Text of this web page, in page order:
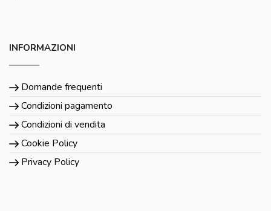
INFORMAZIONI
Domande frequenti
Condizioni pagamento
Condizioni di vendita
Cookie Policy
Privacy Policy